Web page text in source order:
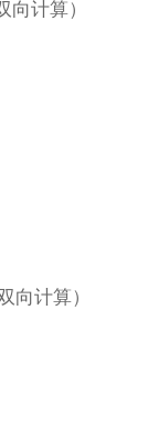
计算）
计算）